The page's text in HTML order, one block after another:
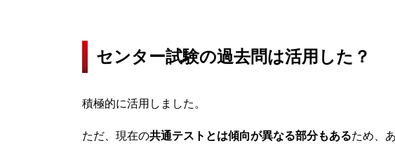
センター試験の過去問は活用した？
積極的に活用しました。
ただ、現在の共通テストとは傾向が異なる部分もあるため、